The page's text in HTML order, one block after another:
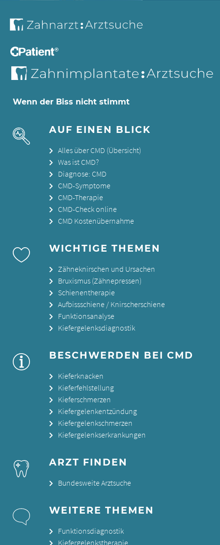
Wenn der Biss nicht stimmt
AUF EINEN BLICK
Alles über CMD (Übersicht)
Was ist CMD?
Diagnose: CMD
CMD-Symptome
CMD-Therapie
CMD-Check online
CMD Kostenübernahme
WICHTIGE THEMEN
Zähneknirschen und Ursachen
Bruxismus (Zähnepressen)
Schienentherapie
Aufbissschiene / Knirscherschiene
Funktionsanalyse
Kiefergelenksdiagnostik
BESCHWERDEN BEI CMD
Kieferknacken
Kieferfehlstellung
Kieferschmerzen
Kiefergelenkentzündung
Kiefergelenkschmerzen
Kiefergelenkserkrankungen
ARZT FINDEN
Bundesweite Arztsuche
WEITERE THEMEN
Funktionsdiagnostik
Kiefergelenkstherapie